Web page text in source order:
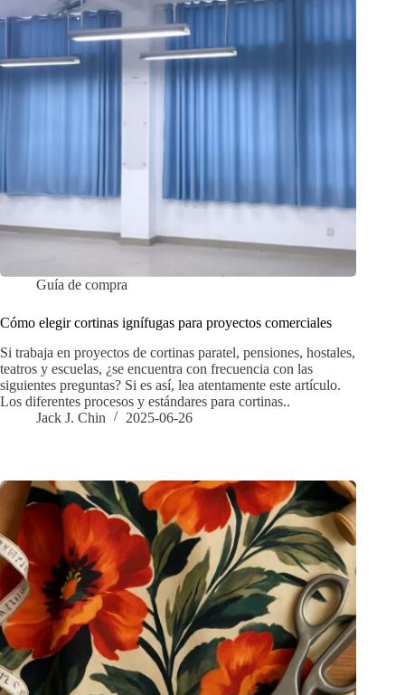
Guía de compra
Cómo elegir cortinas ignífugas para proyectos comerciales
Si trabaja en proyectos de cortinas paratel, pensiones, hostales,
teatros y escuelas, ¿se encuentra con frecuencia con las
siguientes preguntas? Si es así, lea atentamente este artículo.
Los diferentes procesos y estándares para cortinas..
Jack J. Chin
2025-06-26